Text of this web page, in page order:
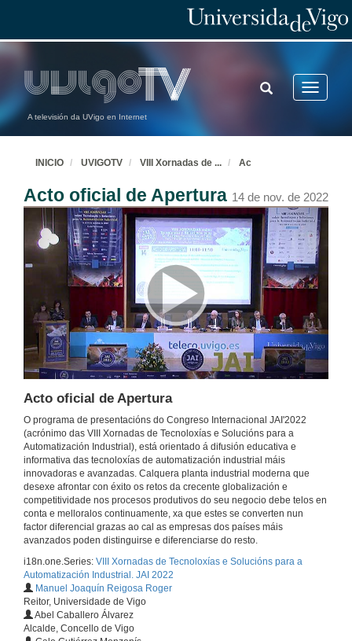
A televisión da UVigo en Internet
Toggle
TOGGLE
SEARCH
INICIO UVIGOTV VIII Xornadas de ... Ac
Acto oficial de Apertura 14 de nov. de 2022
Acto oficial de Apertura
O programa de presentacións do Congreso Internacional JAI'2022
(acrónimo das VIII Xornadas de Tecnoloxías e Solucións para a
Automatización Industrial), está orientado á difusión educativa e
informativa das tecnoloxías de automatización industrial máis
innovadoras e avanzadas. Calquera planta industrial moderna que
desexe afrontar con éxito os retos da crecente globalización e
competitividade nos procesos produtivos do seu negocio debe telos en
conta e melloralos continuamente, xa que estes se converten nun
factor diferencial grazas ao cal as empresas dos países máis
avanzados poden distinguirse e diferenciarse do resto.
i18n.one.Series: VIII Xornadas de Tecnoloxías e Solucións para a
Automatización Industrial. JAI 2022
Manuel Joaquín Reigosa Roger
Reitor, Universidade de Vigo
Abel Caballero Álvarez
Alcalde, Concello de Vigo